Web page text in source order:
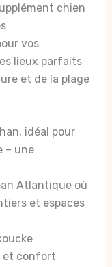
chien
vos
lieux parfaits
et de la plage
idéal pour
– une
Atlantique où
et espaces
et confort